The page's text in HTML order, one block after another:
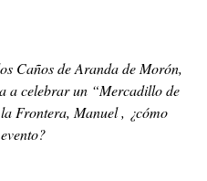
Caños de Aranda de Morón,
a celebrar un “Mercadillo de
Frontera, Manuel , ¿cómo